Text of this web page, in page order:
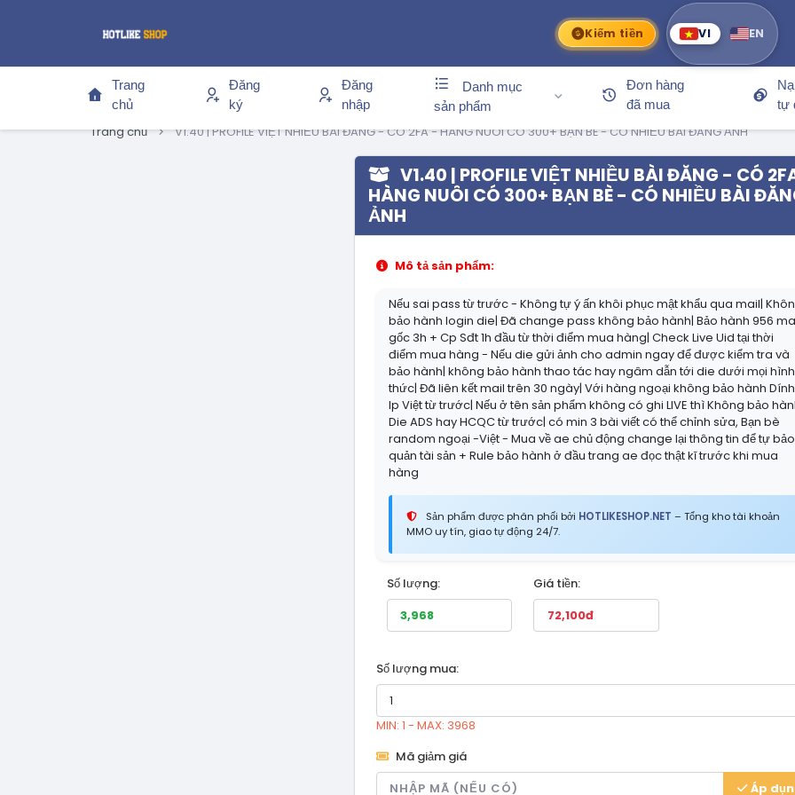
Kiếm tiền VI EN
Trang
chủ
Đăng
ký
Đăng
nhập
Danh mục
sản phẩm
Đơn hàng
đã mua
tự
Trang chủ V1.40 | PROFILE VIỆT NHIỀU BÀI ĐĂNG - CÓ 2FA - HÀNG NUÔI CÓ 300+ BẠN BÈ - CÓ NHIỀU BÀI ĐĂNG ẢNH
V1.40 | PROFILE VIỆT NHIỀU BÀI ĐĂNG - CÓ
HÀNG NUÔI CÓ 300+ BẠN BÈ - CÓ NHIỀU BÀI
ẢNH
Mô tả sản phẩm:
Nếu sai pass từ trước - Không tự ý ấn khôi phục mật khẩu qua mail|
bảo hành login die| Đã change pass không bảo hành| Bảo hành 956
gốc 3h + Cp Sđt 1h đầu từ thời điểm mua hàng| Check Live Uid tại thời
điểm mua hàng - Nếu die gửi ảnh cho admin ngay để được kiểm tra và
bảo hành| không bảo hành thao tác hay ngâm dẫn tới die dưới mọi hình
thức| Đã liên kết mail trên 30 ngày| Với hàng ngoại không bảo hành Dính
Ip Việt từ trước| Nếu ở tên sản phẩm không có ghi LIVE thì Không bảo
Die ADS hay HCQC từ trước| có min 3 bài viết có thể chỉnh sửa, Bạn bè
random ngoại -Việt - Mua về ae chủ động change lại thông tin để tự bảo
quản tài sản + Rule bảo hành ở đầu trang ae đọc thật kĩ trước khi mua
hàng
Sản phẩm được phân phối bởi HOTLIKESHOP.NET – Tổng kho tài khoản
MMO uy tín, giao tự động 24/7.
Số lượng: Giá tiền:
Số lượng mua:
MIN: 1 - MAX: 3968
Mã giảm giá
Áp